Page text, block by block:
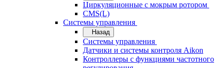
Циркуляционные с мокрым ротором
CMS(L)
Системы управления
Назад
Системы управления
Датчики и системы контроля Aikon
Контроллеры с функциями частотного